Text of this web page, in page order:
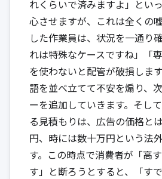
れくらいで済みますよ」とい
心させますが、これは全くの
した作業員は、状況を一通り
れは特殊なケースですね」「
を使わないと配管が破損しま
語を並べ立てて不安を煽り、
ーを追加していきます。そし
る見積もりは、広告の価格と
円、時には数十万円という法
す。この時点で消費者が「高
す」と断ろうとすると、「す